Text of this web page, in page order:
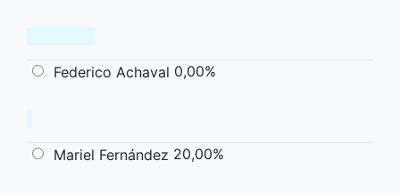
Federico Achaval 0,00%
Mariel Fernández 20,00%